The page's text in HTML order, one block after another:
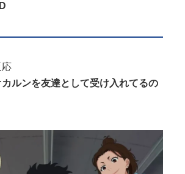
応
ルンを友達として受け入れてるの